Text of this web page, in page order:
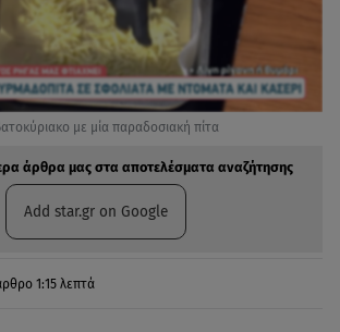
με μία παραδοσιακή πίτα
άρθρα μας στα αποτελέσματα αναζήτησης
Add star.gr on Google
1:15 λεπτά